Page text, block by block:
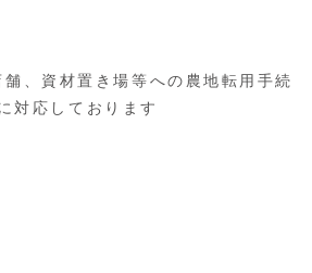
、資材置き場等への農地転用手続
対応しております